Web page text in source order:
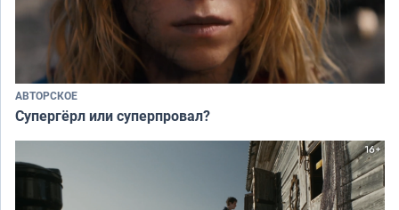
АВТОРСКОЕ
Супергёрл или суперпровал?